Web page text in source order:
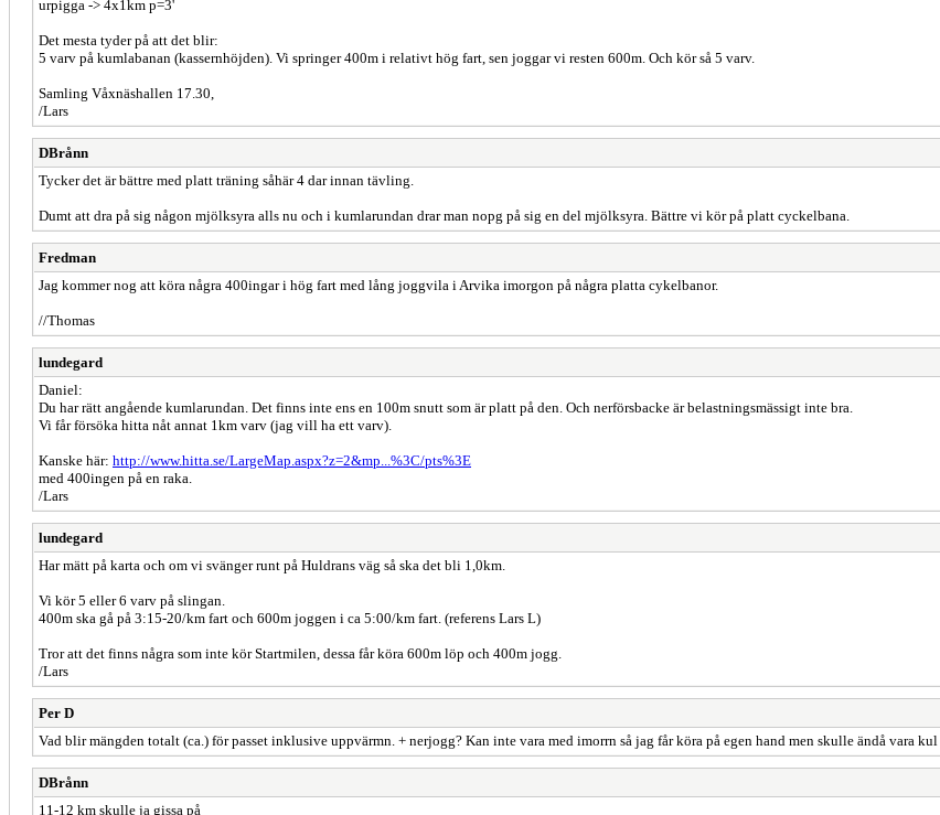
urpigga -> 4x1km p=3'
Det mesta tyder på att det blir:
5 varv på kumlabanan (kassernhöjden). Vi springer 400m i relativt hög fart, sen joggar vi resten 600m. Och kör så 5 varv.
Samling Våxnäshallen 17.30,
/Lars
DBrånn
Tycker det är bättre med platt träning såhär 4 dar innan tävling.
Dumt att dra på sig någon mjölksyra alls nu och i kumlarundan drar man nopg på sig en del mjölksyra. Bättre vi kör på platt cyckelbana.
Fredman
Jag kommer nog att köra några 400ingar i hög fart med lång joggvila i Arvika imorgon på några platta cykelbanor.
//Thomas
lundegard
Daniel:
Du har rätt angående kumlarundan. Det finns inte ens en 100m snutt som är platt på den. Och nerförsbacke är belastningsmässigt inte bra.
Vi får försöka hitta nåt annat 1km varv (jag vill ha ett varv).
Kanske här: http://www.hitta.se/LargeMap.aspx?z=2&mp...%3C/pts%3E
med 400ingen på en raka.
/Lars
lundegard
Har mätt på karta och om vi svänger runt på Huldrans väg så ska det bli 1,0km.
Vi kör 5 eller 6 varv på slingan.
400m ska gå på 3:15-20/km fart och 600m joggen i ca 5:00/km fart. (referens Lars L)
Tror att det finns några som inte kör Startmilen, dessa får köra 600m löp och 400m jogg.
/Lars
Per D
Vad blir mängden totalt (ca.) för passet inklusive uppvärmn. + nerjogg? Kan inte vara med imorrn så jag får köra på egen hand men skulle ändå vara kul
DBrånn
11-12 km skulle ja gissa på